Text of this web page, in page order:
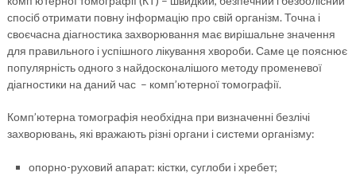
спосіб отримати повну інформацію про свій організм. Точна і
своєчасна діагностика захворювання має вирішальне значення
для правильного і успішного лікування хвороби. Саме це пояснює
популярність одного з найдосконалішого методу променевої
діагностики на даний час – комп’ютерної томографії.
Комп’ютерна томографія необхідна при визначенні безлічі
захворювань, які вражають різні органи і системи організму:
опорно-руховий апарат: кістки, суглоби і хребет;